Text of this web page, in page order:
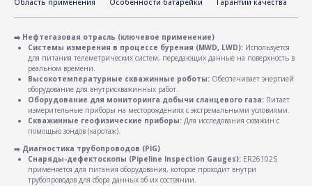
Область применения Особенности батарейки Гарантии качества
➡️ Нефтегазовая отрасль (ключевое применение)
Системы измерения в процессе бурения (MWD, LWD): Используется
для питания телеметрических систем, передающих данные на поверхность в
реальном времени.
Высокотемпературные скважинные роботы: Обеспечивает энергией
оборудование для внутрискважинных работ.
Оборудование для мониторинга добычи сланцевого газа: Питает
измерительные приборы на месторождениях с экстремальными условиями.
Скважинные геофизические приборы: Для исследования скважин с
помощью зондов (каротаж).
➡️ Диагностика трубопроводов (PIG)
Снаряды-дефектоскопы (Pipeline Inspection Gauges): ER26102S
применяется для питания оборудования, которое проходит внутри
трубопроводов для сбора данных об их состоянии.